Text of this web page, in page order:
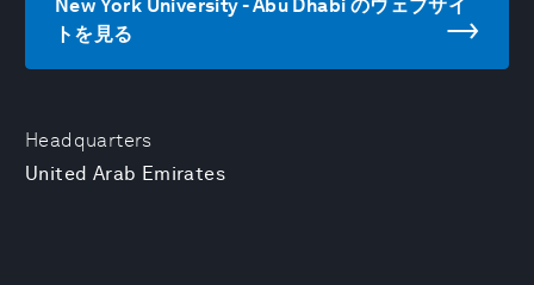
Headquarters
United Arab Emirates
New York University - Abu Dhabi のウェブサイ
トを見る